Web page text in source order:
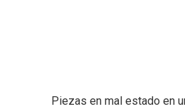
Piezas en mal estado en